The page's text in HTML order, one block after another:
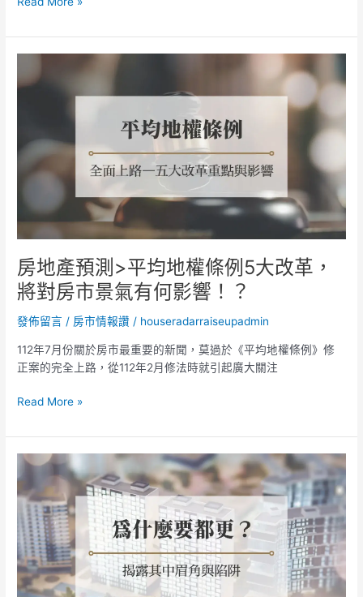
問
題
房地產預測>平均地權條例5大改革，
將對房市景氣有何影響！？
發佈留言 / 房市情報讚 / houseradarraiseupadmin
112年7月份關於房市最重要的新聞，莫過於《平均地權條例》修
正案的完全上路，從112年2月修法時就引起廣大關注
地
>
地
權
條
例
5
大
革，
將
對
市
氣
有
影
響！？
Read More »
購
屋
知
識：
都
更
陷
阱